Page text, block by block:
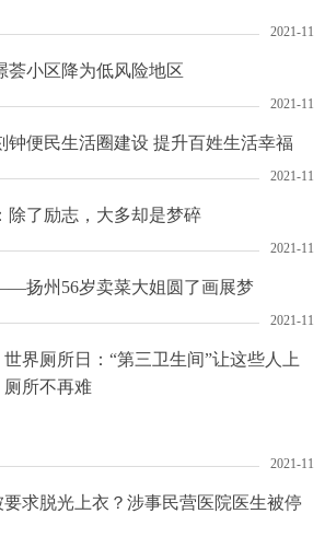
荟小区降为低风险地区
2021-11
钟便民生活圈建设 提升百姓生活幸福
2021-11
除了励志，大多却是梦碎
2021-11
扬州56岁卖菜大姐圆了画展梦
2021-11
世界厕所日：“第三卫生间”让这些人上
厕所不再难
2021-11
求脱光上衣？涉事民营医院医生被停
2021-11